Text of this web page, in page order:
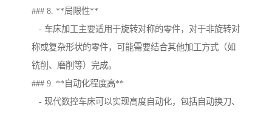
### 8. **局限性**
- 车床加工主要适用于旋转对称的零件，对于非旋转对
称或复杂形状的零件，可能需要结合其他加工方式（如
铣削、磨削等）完成。
### 9. **自动化程度高**
- 现代数控车床可以实现高度自动化，包括自动换刀、